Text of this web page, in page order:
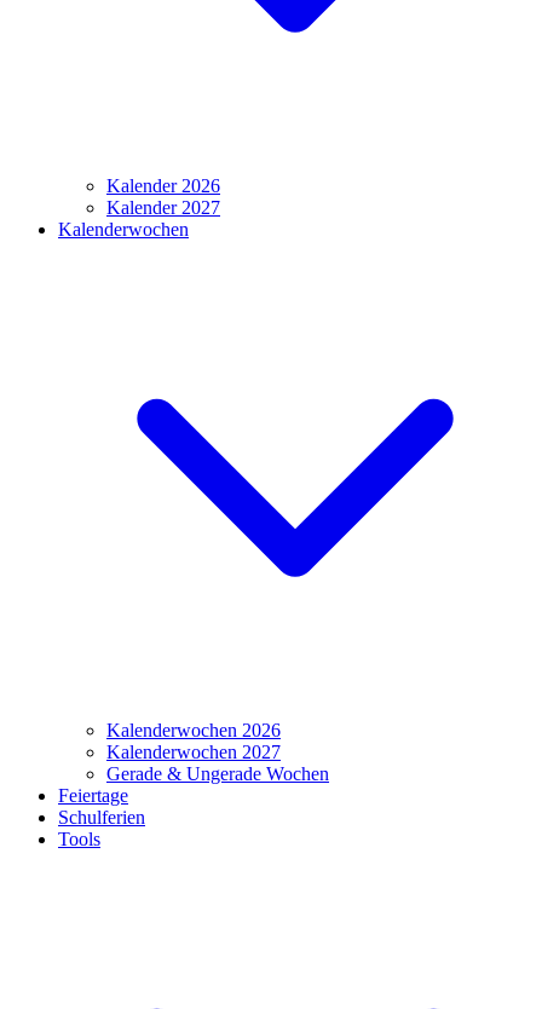
Kalender 2026
Kalender 2027
Kalenderwochen
Kalenderwochen 2026
Kalenderwochen 2027
Gerade & Ungerade Wochen
Feiertage
Schulferien
Tools